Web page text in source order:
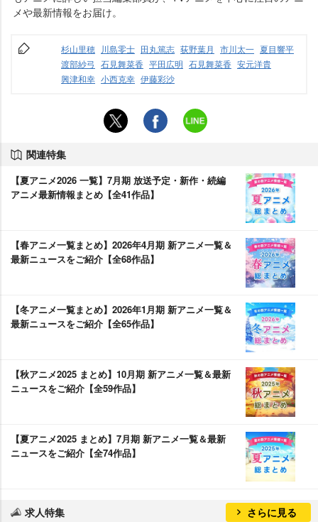
メや最新情報をお届け。
杉山里穂 川島零士 田丸篤志 荻野葉月 市川太一 夏目響平
渡部紗弓 石見舞菜香 平田広明 石見舞菜香 安元洋貴
興津和幸 小西克幸 伊藤彩沙
関連特集
【夏アニメ2026 一覧】7月期 放送予定・新作・続編
アニメ最新情報まとめ【全41作品】
【春アニメ一覧まとめ】2026年4月期 新アニメ一覧＆
最新ニュースをご紹介【全68作品】
【冬アニメ一覧まとめ】2026年1月期 新アニメ一覧＆
最新ニュースをご紹介【全65作品】
【秋アニメ2025 まとめ】10月期 新アニメ一覧＆最新
ニュースをご紹介【全59作品】
【夏アニメ2025 まとめ】7月期 新アニメ一覧＆最新
ニュースをご紹介【全74作品】
求人特集 さらに見る